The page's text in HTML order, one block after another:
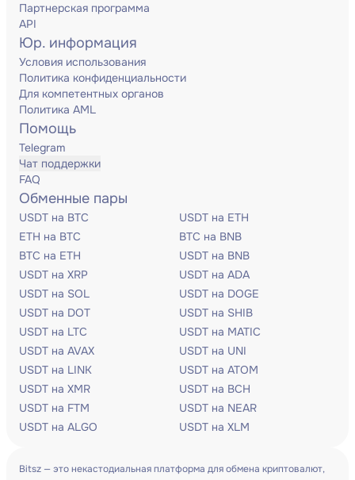
Партнерская программа
API
Юр. информация
Условия использования
Политика конфиденциальности
Для компетентных органов
Политика AML
Помощь
Telegram
Чат поддержки
FAQ
Обменные пары
USDT на BTC
USDT на ETH
ETH на BTC
BTC на BNB
BTC на ETH
USDT на BNB
USDT на XRP
USDT на ADA
USDT на SOL
USDT на DOGE
USDT на DOT
USDT на SHIB
USDT на LTC
USDT на MATIC
USDT на AVAX
USDT на UNI
USDT на LINK
USDT на ATOM
USDT на XMR
USDT на BCH
USDT на FTM
USDT на NEAR
USDT на ALGO
USDT на XLM
Bitsz — это некастодиальная платформа для обмена криптовалют,